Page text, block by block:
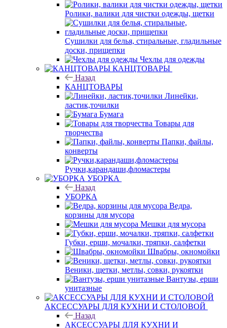
Ролики, валики для чистки одежды, щетки
Сушилки для белья, стиральные, гладильные
доски, прищепки
Чехлы для одежды
КАНЦТОВАРЫ
Назад
КАНЦТОВАРЫ
Линейки,
ластик,точилки
Бумага
Товары для
творчества
Папки, файлы,
конверты
Ручки,карандаши,фломастеры
УБОРКА
Назад
УБОРКА
Ведра,
корзины для мусора
Мешки для мусора
Губки, ерши, мочалки, тряпки, салфетки
Швабры, окномойки
Веники, щетки, метлы, совки, рукоятки
Вантузы, ерши
унитазные
АКСЕССУАРЫ ДЛЯ КУХНИ И СТОЛОВОЙ
Назад
АКСЕССУАРЫ ДЛЯ КУХНИ И